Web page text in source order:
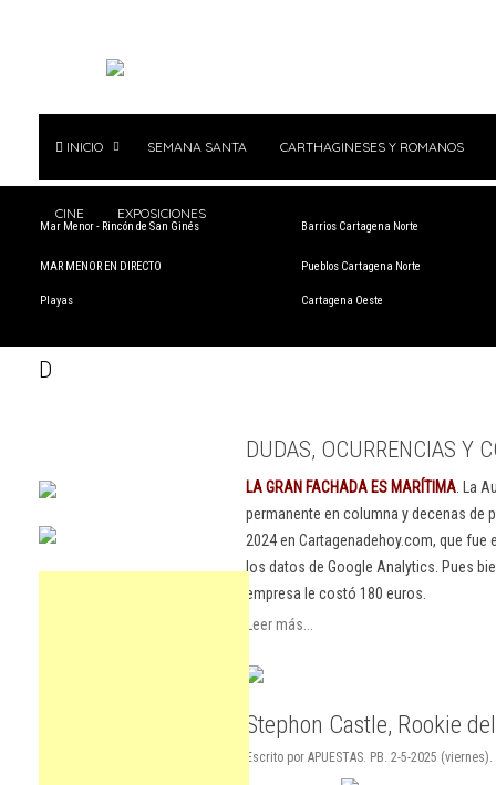
INICIO SEMANA SANTA CARTHAGINESES Y ROMANOS
CINE EXPOSICIONES
Mar Menor - Rincón de San Ginés
MAR MENOR EN DIRECTO
Playas
Barrios Cartagena Norte
Pueblos Cartagena Norte
Cartagena Oeste
D
DUDAS, OCURRENCIAS Y
LA GRAN FACHADA ES MARÍTIMA . La
permanente en columna y decenas
2024 en Cartagenadehoy.com, que
los datos de Google Analytics. Pues
empresa le costó 180 euros.
Leer más...
Stephon Castle, Rookie
Escrito por APUESTAS. PB. 2-5-2025 (viernes).